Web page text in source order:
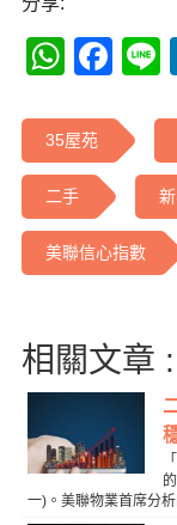
35屋苑
二手
美聯信心指數
相關文章 :
一)。美聯物業首席分